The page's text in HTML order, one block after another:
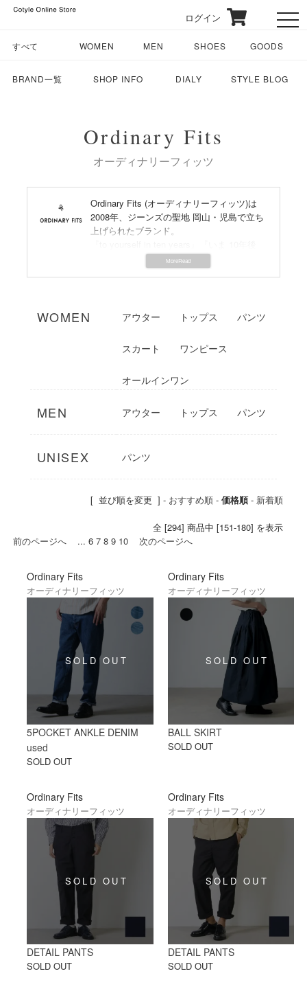
ログイン
すべて WOMEN MEN SHOES GOODS
BRAND一覧 SHOP INFO DIALY STYLE BLOG
Ordinary Fits
オーディナリーフィッツ
Ordinary Fits (オーディナリーフィッツ)は
2008年、ジーンズの聖地 岡山・児島で立ち
上げられたブランド。
ずっと先もFITする 自分だけのORDINARY
を』がコンセプトで、自社工場を生産背景
デザイナーである児玉氏はデニムブランド
を独立後、岡山県児島でデニムの生産につ
ド、オーディナリーフィッツをスタート。
生地の生産が盛んな地域で、昔から繊維産
継がれてきました。
れるヴィンテージの良い部分と、感度の高
いトレンドをバランスよくミックスしたラ
WOMEN アウター トップス パンツ
スカート ワンピース
オールインワン
MEN アウター トップス パンツ
UNISEX パンツ
[ 並び順を変更 ] - おすすめ順 -価格順- 新着順
全 [294] 商品中 [151-180] を表示
前のページへ
... 6 7 8 9 10 次のページへ
Ordinary Fits
オーディナリーフィッツ
5POCKET ANKLE DENIM
used
SOLD OUT
Ordinary Fits
オーディナリーフィッツ
BALL SKIRT
SOLD OUT
Ordinary Fits
オーディナリーフィッツ
DETAIL PANTS
SOLD OUT
Ordinary Fits
オーディナリーフィッツ
DETAIL PANTS
SOLD OUT